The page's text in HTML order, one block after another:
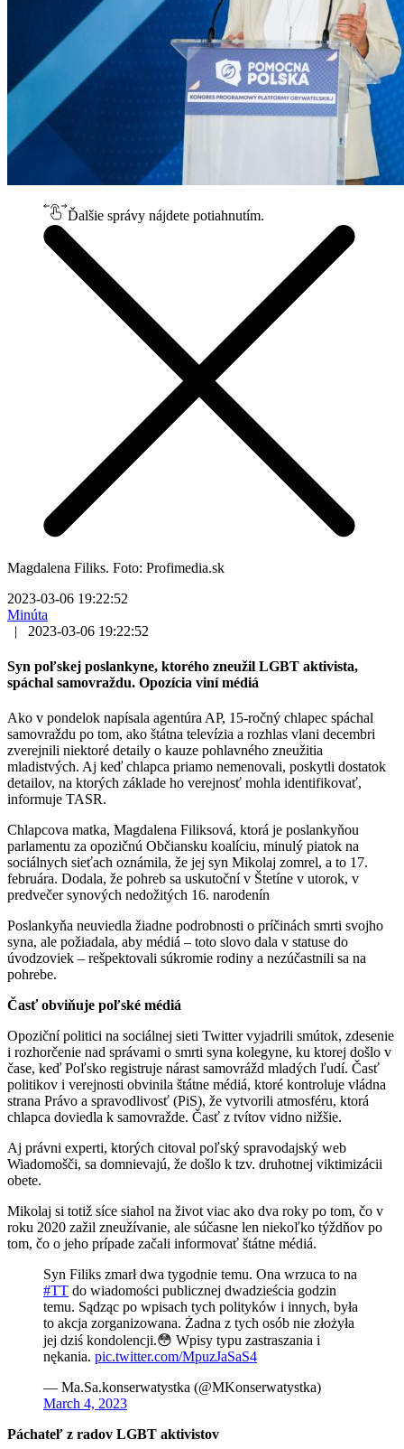
Ďalšie správy nájdete potiahnutím.
Magdalena Filiks. Foto: Profimedia.sk
2023-03-06 19:22:52
Minúta
|
2023-03-06 19:22:52
Syn poľskej poslankyne, ktorého zneužil LGBT aktivista,
spáchal samovraždu. Opozícia viní médiá
Ako v pondelok napísala agentúra AP, 15-ročný chlapec spáchal
samovraždu po tom, ako štátna televízia a rozhlas vlani decembri
zverejnili niektoré detaily o kauze pohlavného zneužitia
mladistvých. Aj keď chlapca priamo nemenovali, poskytli dostatok
detailov, na ktorých základe ho verejnosť mohla identifikovať,
informuje TASR.
Chlapcova matka, Magdalena Filiksová, ktorá je poslankyňou
parlamentu za opozičnú Občiansku koalíciu, minulý piatok na
sociálnych sieťach oznámila, že jej syn Mikolaj zomrel, a to 17.
februára. Dodala, že pohreb sa uskutoční v Štetíne v utorok, v
predvečer synových nedožitých 16. narodenín
Poslankyňa neuviedla žiadne podrobnosti o príčinách smrti svojho
syna, ale požiadala, aby médiá – toto slovo dala v statuse do
úvodzoviek – rešpektovali súkromie rodiny a nezúčastnili sa na
pohrebe.
Časť obviňuje poľské médiá
Opoziční politici na sociálnej sieti Twitter vyjadrili smútok, zdesenie
i rozhorčenie nad správami o smrti syna kolegyne, ku ktorej došlo v
čase, keď Poľsko registruje nárast samovrážd mladých ľudí. Časť
politikov i verejnosti obvinila štátne médiá, ktoré kontroluje vládna
strana Právo a spravodlivosť (PiS), že vytvorili atmosféru, ktorá
chlapca doviedla k samovražde. Časť z tvítov vidno nižšie.
Aj právni experti, ktorých citoval poľský spravodajský web
Wiadomošči, sa domnievajú, že došlo k tzv. druhotnej viktimizácii
obete.
Mikolaj si totiž síce siahol na život viac ako dva roky po tom, čo v
roku 2020 zažil zneužívanie, ale súčasne len niekoľko týždňov po
tom, čo o jeho prípade začali informovať štátne médiá.
Syn Filiks zmarł dwa tygodnie temu. Ona wrzuca to na
#TT do wiadomości publicznej dwadzieścia godzin
temu. Sądząc po wpisach tych polityków i innych, była
to akcja zorganizowana. Żadna z tych osób nie złożyła
jej dziś kondolencji.😳 Wpisy typu zastraszania i
nękania. pic.twitter.com/MpuzJaSaS4
— Ma.Sa.konserwatystka (@MKonserwatystka)
March 4, 2023
Páchateľ z radov LGBT aktivistov